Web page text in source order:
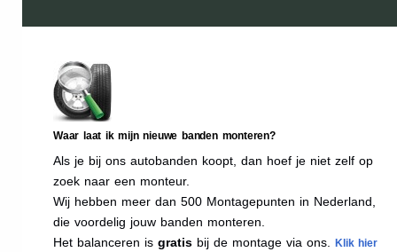
Waar laat ik mijn nieuwe banden monteren?
Als je bij ons autobanden koopt, dan hoef je niet zelf op
zoek naar een monteur.
Wij hebben meer dan 500 Montagepunten in Nederland,
die voordelig jouw banden monteren.
Het balanceren is gratis bij de montage via ons. Klik hier